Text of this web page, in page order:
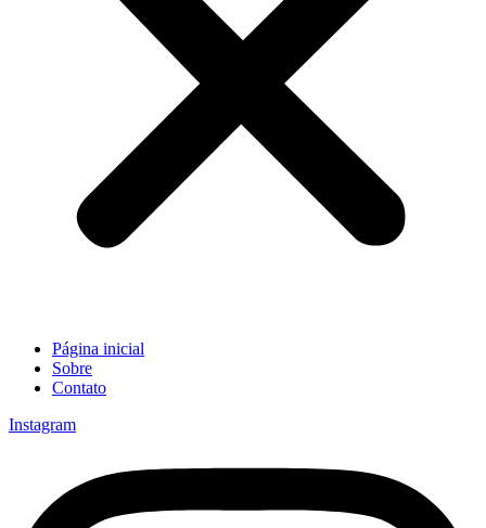
Página inicial
Sobre
Contato
Instagram